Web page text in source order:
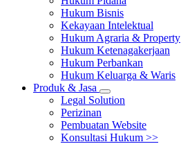
Hukum Bisnis
Kekayaan Intelektual
Hukum Agraria & Property
Hukum Ketenagakerjaan
Hukum Perbankan
Hukum Keluarga & Waris
Produk & Jasa
Legal Solution
Perizinan
Pembuatan Website
Konsultasi Hukum >>